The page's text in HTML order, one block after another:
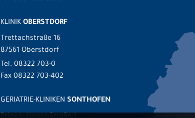
KLINIK OBERSTDORF
Trettachstraße 16
87561 Oberstdorf
Tel. 08322 703-0
Fax 08322 703-402
GERIATRIE-KLINIKEN SONTHOFEN